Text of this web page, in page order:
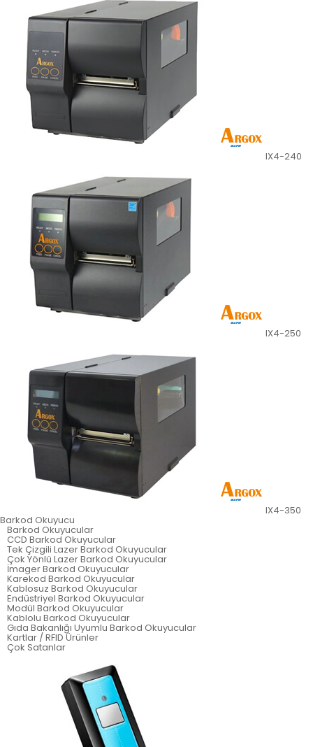
IX4-240
IX4-250
IX4-350
Barkod Okuyucu
Barkod Okuyucular
CCD Barkod Okuyucular
Tek Çizgili Lazer Barkod Okuyucular
Çok Yönlü Lazer Barkod Okuyucular
İmager Barkod Okuyucular
Karekod Barkod Okuyucular
Kablosuz Barkod Okuyucular
Endüstriyel Barkod Okuyucular
Modül Barkod Okuyucular
Kablolu Barkod Okuyucular
Gıda Bakanlığı Uyumlu Barkod Okuyucular
Kartlar / RFID Ürünler
Çok Satanlar